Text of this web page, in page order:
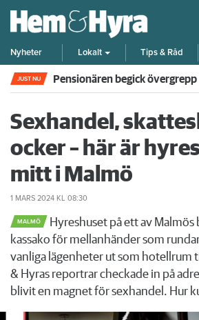
Nyheter Lokalt Tips & Råd
JUST NU Efter skrik, slagsmål och
Sexhandel,
ocker – här är
mitt i Malmö
1 MARS 2024 KL 08:30
MALMÖ
Hyreshuset på ett av Malmös
kassako för mellanhänder som
vanliga lägenheter ut som hotellrum
& Hyras reportrar checkade in på
blivit en magnet för sexhandel. Hur